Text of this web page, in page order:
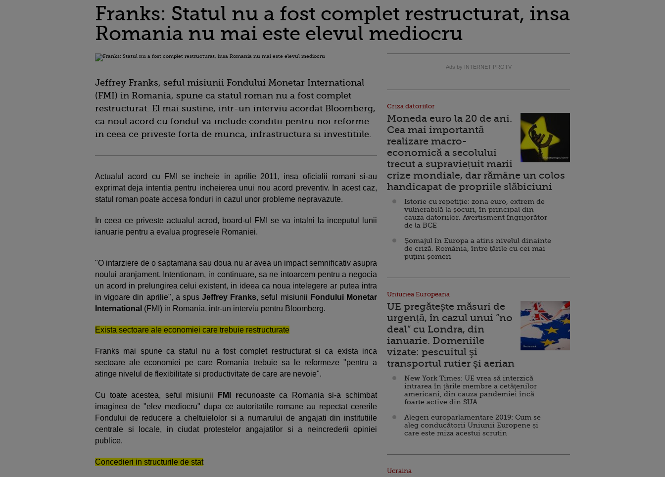
Franks: Statul nu a fost complet restructurat, insa
Romania nu mai este elevul mediocru
Jeffrey Franks, seful misiunii Fondului Monetar International
(FMI) in Romania, spune ca statul roman nu a fost complet
restructurat. El mai sustine, intr-un interviu acordat Bloomberg,
ca noul acord cu fondul va include conditii pentru noi reforme
in ceea ce priveste forta de munca, infrastructura si investitiile.
Actualul acord cu FMI se incheie in aprilie 2011, insa oficialii romani si-au
exprimat deja intentia pentru incheierea unui nou acord preventiv. In acest caz,
statul roman poate accesa fonduri in cazul unor probleme nepravazute.
In ceea ce priveste actualul acrod, board-ul FMI se va intalni la inceputul lunii
ianuarie pentru a evalua progresele Romaniei.
"O intarziere de o saptamana sau doua nu ar avea un impact semnificativ asupra
noului aranjament. Intentionam, in continuare, sa ne intoarcem pentru a negocia
un acord in prelungirea celui existent, in ideea ca noua intelegere ar putea intra
in vigoare din aprilie", a spusJeffrey Franks, seful misiunii Fondului Monetar
International (FMI) in Romania, intr-un interviu pentru Bloomberg.
Exista sectoare ale economiei care trebuie restructurate
Franks mai spune ca statul nu a fost complet restructurat si ca exista inca
sectoare ale economiei pe care Romania trebuie sa le reformeze "pentru a
atinge nivelul de flexibilitate si productivitate de care are nevoie".
Cu toate acestea, seful misiunii FMI recunoaste ca Romania si-a schimbat
imaginea de "elev mediocru" dupa ce autoritatile romane au repectat cererile
Fondului de reducere a cheltuielolor si a numarului de angajati din institutiile
centrale si locale, in ciudat protestelor angajatilor si a neincrederii opiniei
publice.
Concedieri in structurile de stat
Ads by INTERNET PROTV
Criza datoriilor
Moneda euro la 20 de ani.
Cea mai importantă
realizare macro-
economică a secolului
trecut a supraviețuit marii
crize mondiale, dar rămâne un colos
handicapat de propriile slăbiciuni
Istorie cu repetiție: zona euro, extrem de
vulnerabilă la șocuri, în principal din
cauza datoriilor. Avertisment îngrijorător
de la BCE
Șomajul în Europa a atins nivelul dinainte
de criză. România, între țările cu cei mai
puțini șomeri
Uniunea Europeana
UE pregătește măsuri de
urgență, în cazul unui ”no
deal” cu Londra, din
ianuarie. Domeniile
vizate: pescuitul şi
transportul rutier şi aerian
New York Times: UE vrea să interzică
intrarea în țările membre a cetăţenilor
americani, din cauza pandemiei încă
foarte active din SUA
Alegeri europarlamentare 2019: Cum se
aleg conducătorii Uniunii Europene și
care este miza acestui scrutin
Ucraina